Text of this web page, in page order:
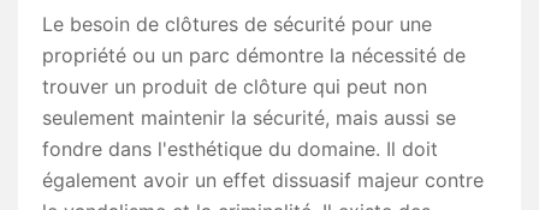
Le besoin de clôtures de sécurité pour une
propriété ou un parc démontre la nécessité de
trouver un produit de clôture qui peut non
seulement maintenir la sécurité, mais aussi se
fondre dans l'esthétique du domaine. Il doit
également avoir un effet dissuasif majeur contre